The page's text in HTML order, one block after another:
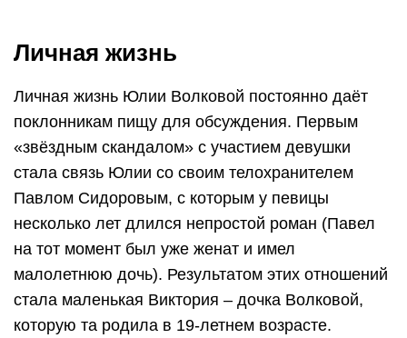
Личная жизнь
Личная жизнь Юлии Волковой постоянно даёт
поклонникам пищу для обсуждения. Первым
«звёздным скандалом» с участием девушки
стала связь Юлии со своим телохранителем
Павлом Сидоровым, с которым у певицы
несколько лет длился непростой роман (Павел
на тот момент был уже женат и имел
малолетнюю дочь). Результатом этих отношений
стала маленькая Виктория – дочка Волковой,
которую та родила в 19-летнем возрасте.